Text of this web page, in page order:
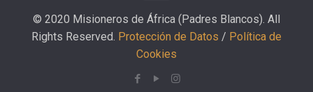
© 2020 Misioneros de África (Padres Blancos). All
Rights Reserved. Protección de Datos / Política de
Cookies